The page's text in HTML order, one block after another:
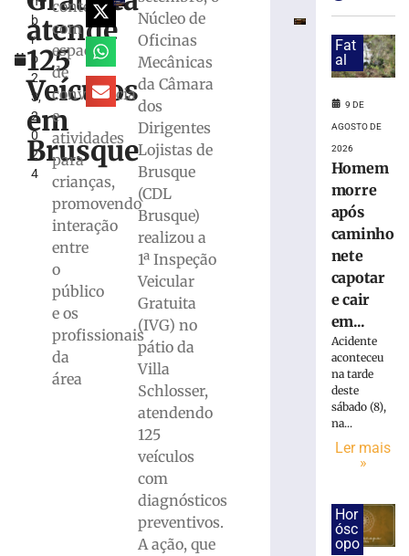
b
r
o
2
3,
2
0
2
4
atende
125
Veículos
em
Brusque
contou
com
espaços
de
convivência
e
atividades
para
crianças,
promovendo
interação
entre
o
público
e os
profissionais
da
área
Núcleo de
Oficinas
Mecânicas
da Câmara
dos
Dirigentes
Lojistas de
Brusque
(CDL
Brusque)
realizou a
1ª Inspeção
Veicular
Gratuita
(IVG) no
pátio da
Villa
Schlosser,
atendendo
125
veículos
com
diagnósticos
preventivos.
A ação, que
debate
regional
sobre
desafios
tributação
municipal
Retiradas
poupança
superam
depósitos
julho
Fat
al
9 DE
AGOSTO DE
2026
Homem
morre
após
caminho
nete
capotar
e cair
em...
Acidente
aconteceu
na tarde
deste
sábado (8),
na...
Ler mais
»
Hor
ósc
opo